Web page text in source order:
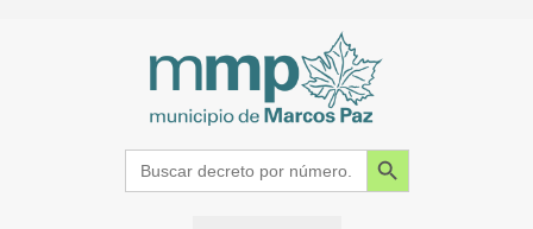
Search
for:
Search Button